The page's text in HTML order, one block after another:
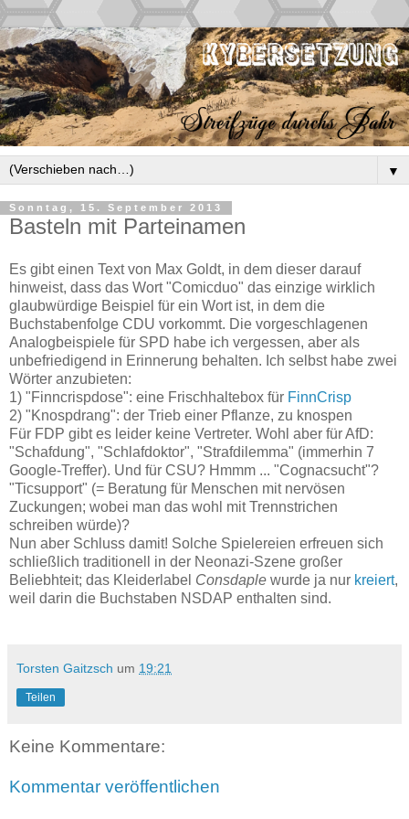
▼
Sonntag, 15. September 2013
Basteln mit Parteinamen
Es gibt einen Text von Max Goldt, in dem dieser darauf
hinweist, dass das Wort"Comicduo" das einzige wirklich
glaubwürdige Beispiel für ein Wort ist, in dem die
Buchstabenfolge CDU vorkommt. Die vorgeschlagenen
Analogbeispiele für SPD habe ich vergessen, aber als
unbefriedigend in Erinnerung behalten. Ich selbst habe zwei
Wörter anzubieten:
1) "Finncrispdose": eine Frischhaltebox für FinnCrisp
2) "Knospdrang": der Trieb einer Pflanze, zu knospen
Für FDP gibt es leider keine Vertreter. Wohl aber fürAfD:
"Schafdung", "Schlafdoktor", "Strafdilemma" (immerhin 7
Google-Treffer). Und für CSU? Hmmm ... "Cognacsucht"?
"Ticsupport" (= Beratung für Menschen mit nervösen
Zuckungen; wobei man das wohl mit Trennstrichen
schreiben würde)?
Nun aber Schluss damit! Solche Spielereien erfreuen sich
schließlich traditionell in der Neonazi-Szene großer
Beliebhteit; das Kleiderlabel Consdaple wurde ja nur kreiert,
weil darin die Buchstaben NSDAP enthalten sind.
Torsten Gaitzsch um 19:21
Teilen
Keine Kommentare:
Kommentar veröffentlichen